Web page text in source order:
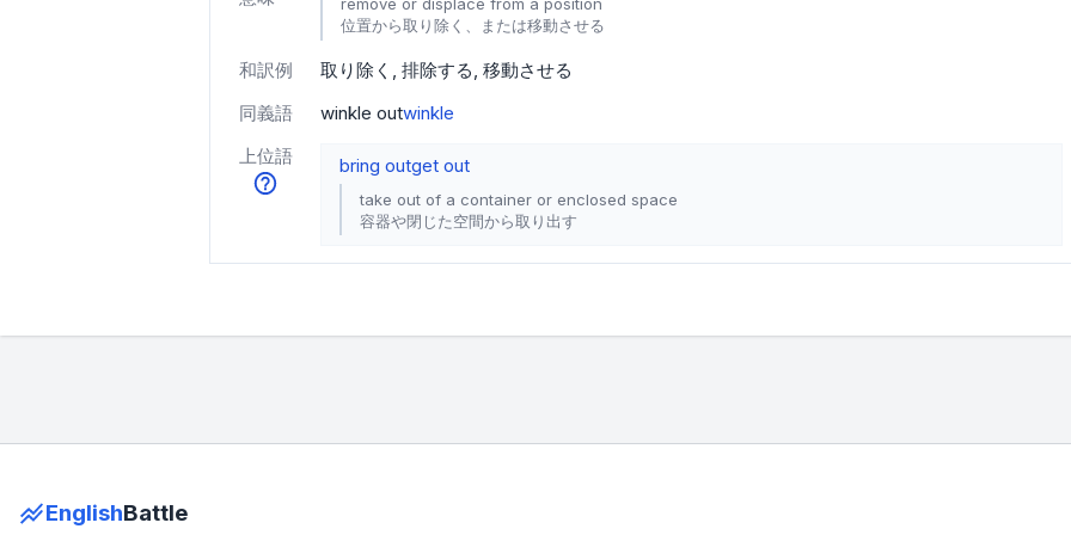
位置から取り除く、または移動させる
和訳例 取り除く 排除する 移動させる
同義語
winkle outwinkle
上位語
bring outget out
take out of a container or enclosed space
容器や閉じた空間から取り出す
EnglishBattle